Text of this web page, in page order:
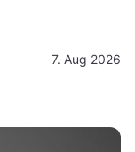
7. Aug 2026